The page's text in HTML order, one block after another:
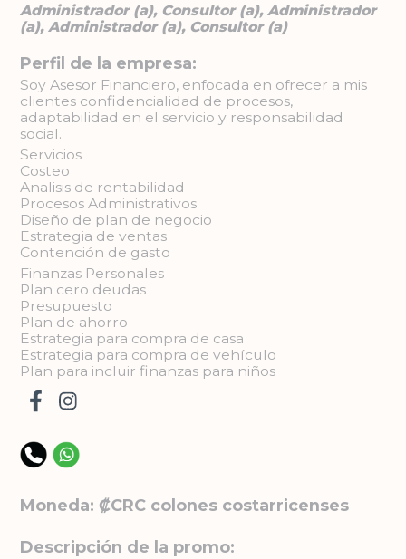
Administrador (a), Consultor (a), Administrador
(a), Administrador (a), Consultor (a)
Perfil de la empresa:
Soy Asesor Financiero, enfocada en ofrecer a mis
clientes confidencialidad de procesos,
adaptabilidad en el servicio y responsabilidad
social.
Servicios
Costeo
Analisis de rentabilidad
Procesos Administrativos
Diseño de plan de negocio
Estrategia de ventas
Contención de gasto
Finanzas Personales
Plan cero deudas
Presupuesto
Plan de ahorro
Estrategia para compra de casa
Estrategia para compra de vehículo
Plan para incluir finanzas para niños
Moneda: ₡CRC colones costarricenses
Descripción de la promo: